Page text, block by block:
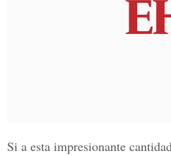
Si a esta impresionante